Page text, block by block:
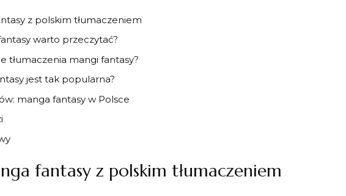
z⁤ polskim tłumaczeniem
warto przeczytać?
tłumaczenia mangi fantasy?
jest tak popularna?
manga fantasy⁤ w Polsce
fantasy z polskim tłumaczeniem